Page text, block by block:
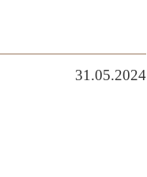
31.05.2024